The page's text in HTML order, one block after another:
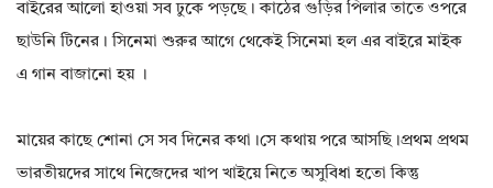
বাইরের আলো হাওয়া সব ঢুকে পড়ছে। কাঠের গুড়ির পিলার তাতে ওপরে
ছাউনি টিনের। সিনেমা শুরুর আগে থেকেই সিনেমা হল এর বাইরে মাইক
এ গান বাজানো হয় ।
মায়ের কাছে শোনা সে সব দিনের কথা।সে কথায় পরে আসছি।প্রথম প্রথম
ভারতীয়দের সাথে নিজেদের খাপ খাইয়ে নিতে অসুবিধা হতো কিন্তু